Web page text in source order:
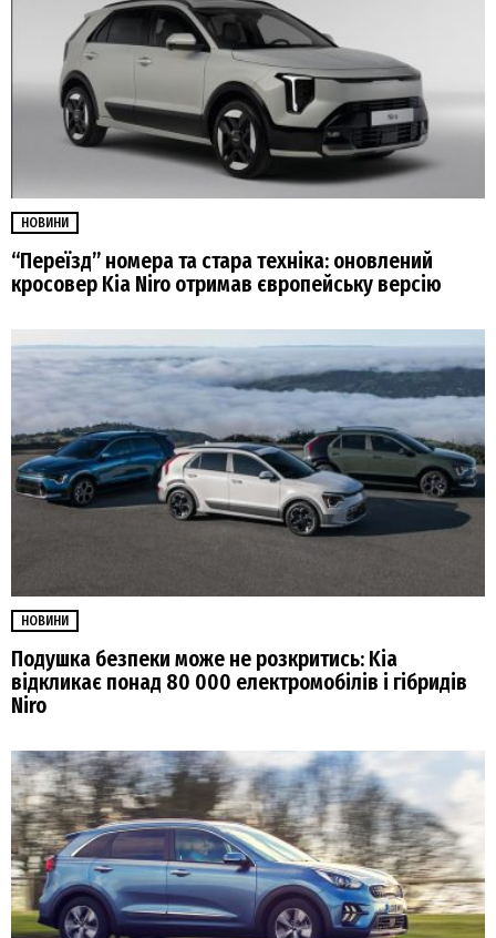
НОВИНИ
“Переїзд” номера та стара техніка: оновлений
кросовер Kia Niro отримав європейську версію
НОВИНИ
Подушка безпеки може не розкритись: Kia
відкликає понад 80 000 електромобілів і гібридів
Niro